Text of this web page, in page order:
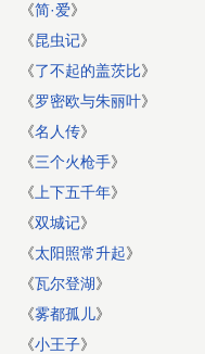
《简·爱》
《昆虫记》
《了不起的盖茨比》
《罗密欧与朱丽叶》
《名人传》
《三个火枪手》
《 上下五千年》
《双城记》
《太阳照常升起》
《瓦尔登湖》
《雾都孤儿》
《小王子》